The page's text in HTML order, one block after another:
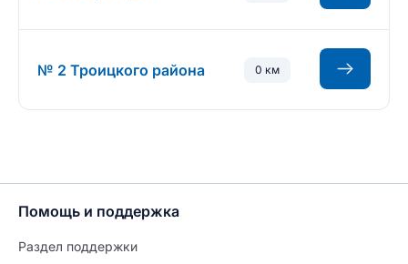
№ 2 Троицкого района 0 км
Помощь и поддержка
Раздел поддержки